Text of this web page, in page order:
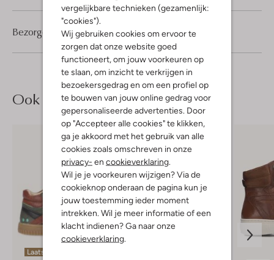
vergelijkbare technieken (gezamenlijk:
"cookies").
Wij gebruiken cookies om ervoor te
zorgen dat onze website goed
functioneert, om jouw voorkeuren op
te slaan, om inzicht te verkrijgen in
bezoekersgedrag en om een profiel op
te bouwen van jouw online gedrag voor
gepersonaliseerde advertenties. Door
op "Accepteer alle cookies" te klikken,
ga je akkoord met het gebruik van alle
cookies zoals omschreven in onze
privacy- en cookieverklaring
Wil je je voorkeuren wijzigen? Via de
cookieknop onderaan de pagina kun je
jouw toestemming ieder moment
intrekken. Wil je meer informatie of een
klacht indienen? Ga naar onze
cookieverklaring
Bezorgen & retourneren
Ook iets voor jou?
Laatste maten